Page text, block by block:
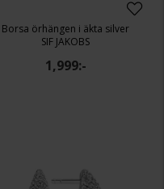
Borsa örhängen i äkta silver
SIF JAKOBS
1,999:-